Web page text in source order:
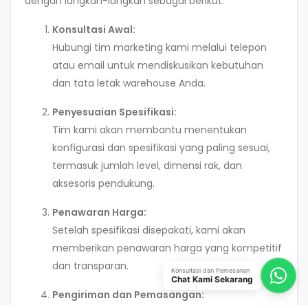
Konsultasi Awal:
Hubungi tim marketing kami melalui telepon
atau email untuk mendiskusikan kebutuhan
dan tata letak warehouse Anda.
Penyesuaian Spesifikasi:
Tim kami akan membantu menentukan
konfigurasi dan spesifikasi yang paling sesuai,
termasuk jumlah level, dimensi rak, dan
aksesoris pendukung.
Penawaran Harga:
Setelah spesifikasi disepakati, kami akan
memberikan penawaran harga yang kompetitif
dan transparan.
Pengiriman dan Pemasangan:
Konsultasi dan Pemesanan
Chat Kami Sekarang